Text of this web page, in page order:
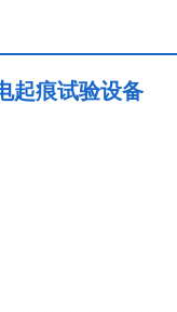
起痕试验设备